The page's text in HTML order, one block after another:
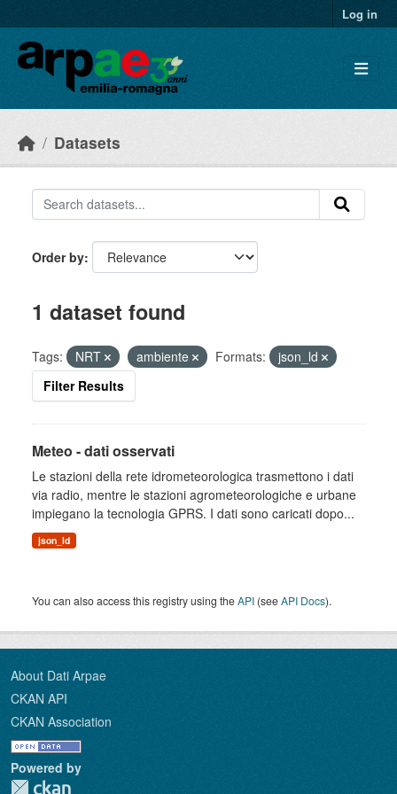
Log in
Datasets
Order by
1 dataset found
Tags: NRT ambiente Formats:
json_ld
Filter Results
Meteo - dati osservati
Le stazioni della rete idrometeorologica trasmettono i dati
via radio, mentre le stazioni agrometeorologiche e urbane
impiegano la tecnologia GPRS. I dati sono caricati dopo...
json_ld
You can also access this registry using theAPI (seeAPI Docs).
About Dati Arpae
CKAN API
CKAN Association
Powered by